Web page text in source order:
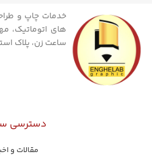
خدمات چاپ و
های اتوماتیک،
ساعت زن، پلاک
دسترسی
مقالات و